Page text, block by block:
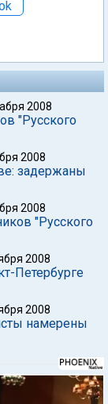
2008
"Русского
2008
задержаны
2008
"Русского
2008
Петербурге
2008
намерены